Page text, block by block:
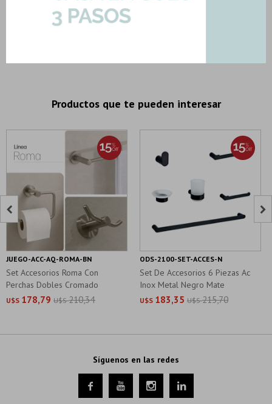
DESCARGAR FICHA TÉCNICA
Productos que te pueden interesar
Set Accesorios Roma Con
Perchas Dobles Cromado
U$S 178,79 U$S 210,34
JUEGO-ACC-AQ-ROMA-BN
Set De Accesorios 6 Piezas Ac
Inox Metal Negro Mate
U$S 183,35 U$S 215,70
ODS-2100-SET-ACCES-N
 
Síguenos en las redes
   